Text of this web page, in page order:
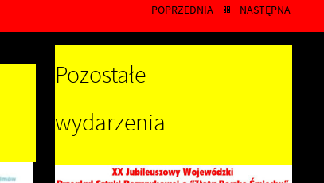
POPRZEDNIA NASTĘPNA
Pozostałe
wydarzenia